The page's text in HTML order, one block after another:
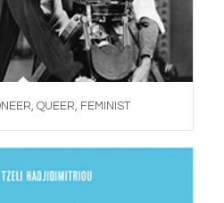
QUEER, FEMINIST